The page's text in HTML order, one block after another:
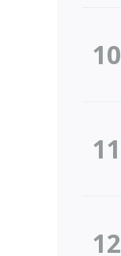
10
11
12